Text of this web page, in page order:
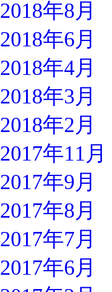
2018年8月
2018年6月
2018年4月
2018年3月
2018年2月
2017年11月
2017年9月
2017年8月
2017年7月
2017年6月